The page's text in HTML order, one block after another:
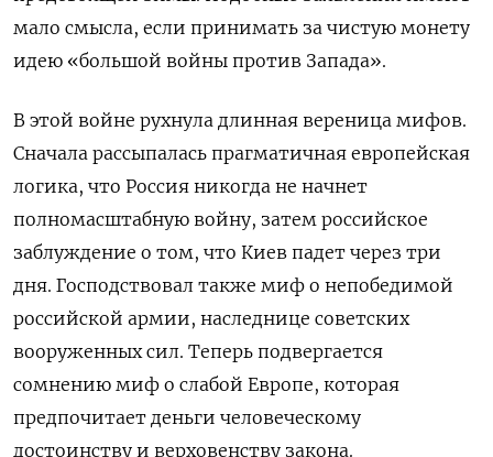
мало смысла, если принимать за чистую монету
идею «большой войны против Запада».
В этой войне рухнула длинная вереница мифов.
Сначала рассыпалась прагматичная европейская
логика, что Россия никогда не начнет
полномасштабную войну, затем российское
заблуждение о том, что Киев падет через три
дня. Господствовал также миф о непобедимой
российской армии, наследнице советских
вооруженных сил. Теперь подвергается
сомнению миф о слабой Европе, которая
предпочитает деньги человеческому
достоинству и верховенству закона.